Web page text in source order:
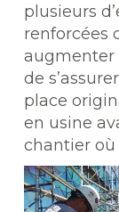
plusieurs
renforcées
augmenter
de
place
en usine
chantier où